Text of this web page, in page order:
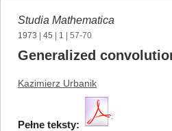
Studia Mathematica
1973 45 1 | 57-70
Generalized
Kazimierz Urbanik
Pełne teksty: